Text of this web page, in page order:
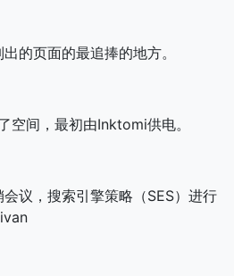
的页面的最追捧的地方。
空间，最初由Inktomi供电。
议，搜索引擎策略（SES）进行